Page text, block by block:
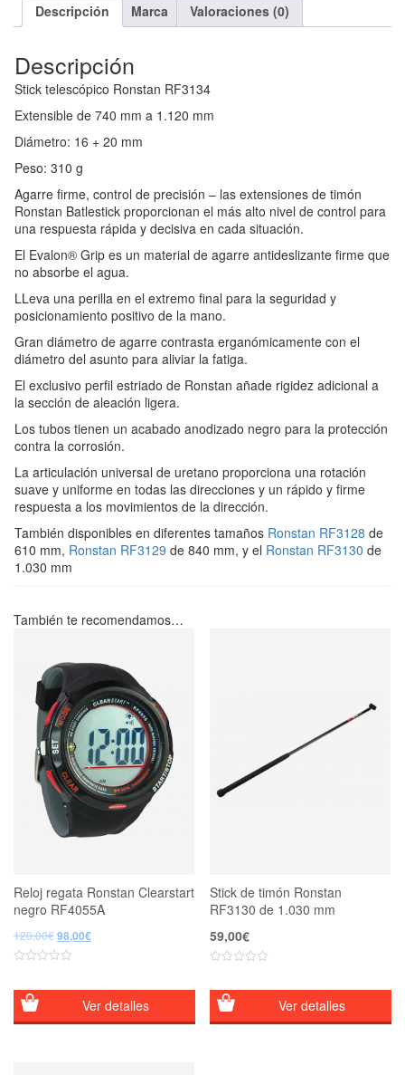
Descripción Marca Valoraciones (0)
Descripción
Stick telescópico Ronstan RF3134
Extensible de 740 mm a 1.120 mm
Diámetro: 16 + 20 mm
Peso: 310 g
Agarre firme, control de precisión – las extensiones de timón
Ronstan Batlestick proporcionan el más alto nivel de control para
una respuesta rápida y decisiva en cada situación.
El Evalon® Grip es un material de agarre antideslizante firme que
no absorbe el agua.
LLeva una perilla en el extremo final para la seguridad y
posicionamiento positivo de la mano.
Gran diámetro de agarre contrasta erganómicamente con el
diámetro del asunto para aliviar la fatiga.
El exclusivo perfil estriado de Ronstan añade rigidez adicional a
la sección de aleación ligera.
Los tubos tienen un acabado anodizado negro para la protección
contra la corrosión.
La articulación universal de uretano proporciona una rotación
suave y uniforme en todas las direcciones y un rápido y firme
respuesta a los movimientos de la dirección.
También disponibles en diferentes tamaños Ronstan RF3128 de
610 mm, Ronstan RF3129 de 840 mm, y el Ronstan RF3130 de
1.030 mm
También te recomendamos…
Reloj regata Ronstan Clearstart
negro RF4055A
120,00€El
precio
era:
120,00€.
98,00€El
es:
98,00€.
Ver detalles
Stick de timón Ronstan
RF3130 de 1.030 mm
59,00€
Ver detalles